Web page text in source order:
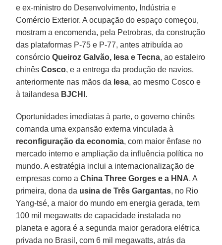
e ex-ministro do Desenvolvimento, Indústria e
Comércio Exterior. A ocupação do espaço começou,
mostram a encomenda, pela Petrobras, da construção
das plataformas P-75 e P-77, antes atribuída ao
consórcio Queiroz Galvão, Iesa e Tecna, ao estaleiro
chinêsCosco, e a entrega da produção de navios,
anteriormente nas mãos da Iesa, ao mesmo Cosco e
à tailandesa BJCHI .
Oportunidades imediatas à parte, o governo chinês
comanda uma expansão externa vinculada à
reconfiguração da economia, com maior ênfase no
mercado interno e ampliação da influência política no
mundo. A estratégia inclui a internacionalização de
empresas como aChina Three Gorges e a HNA. A
primeira, dona da usina de Três Gargantas, no Rio
Yang-tsé, a maior do mundo em energia gerada, tem
100 mil megawatts de capacidade instalada no
planeta e agora é a segunda maior geradora elétrica
privada no Brasil, com 6 mil megawatts, atrás da